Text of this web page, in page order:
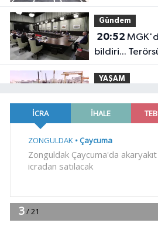
yatırımı
Gündem
20:52
bildiri...
güvenlik ve
YAŞAM
gemi
18:52Türk Tarih Kurumu'ndan tarihi